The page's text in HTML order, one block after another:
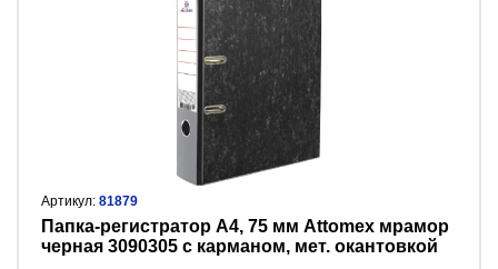
Артикул: 81879
Пaпка-регистратор А4, 75 мм Attomex мрамор
черная 3090305 с карманом, мет. окантовкой